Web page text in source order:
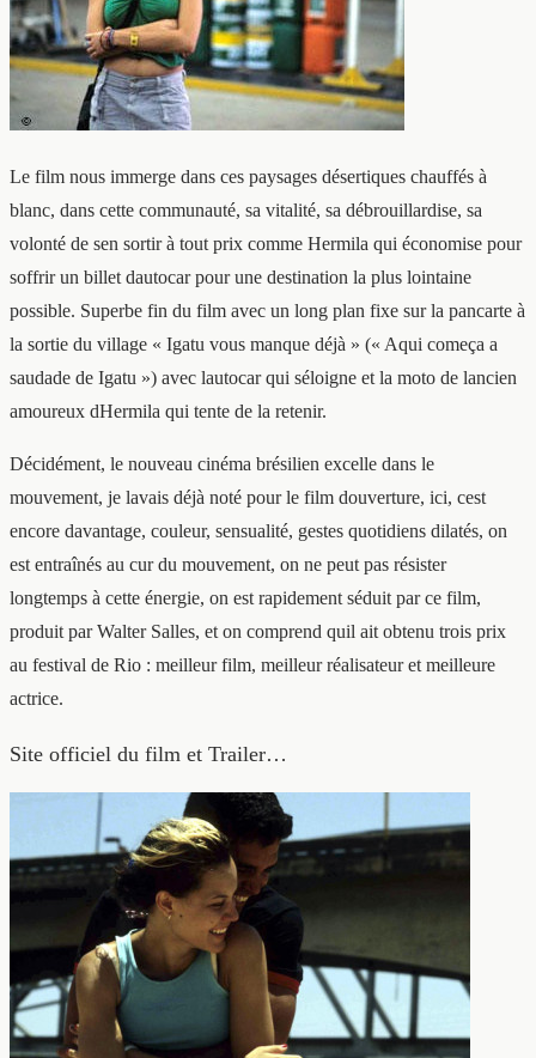
Le film nous immerge dans ces paysages désertiques chauffés à
blanc, dans cette communauté, sa vitalité, sa débrouillardise, sa
volonté de sen sortir à tout prix comme Hermila qui économise pour
soffrir un billet dautocar pour une destination la plus lointaine
possible. Superbe fin du film avec un long plan fixe sur la pancarte à
la sortie du village « Igatu vous manque déjà » (« Aqui começa a
saudade de Igatu ») avec lautocar qui séloigne et la moto de lancien
amoureux dHermila qui tente de la retenir.
Décidément, le nouveau cinéma brésilien excelle dans le
mouvement, je lavais déjà noté pour le film douverture, ici, cest
encore davantage, couleur, sensualité, gestes quotidiens dilatés, on
est entraînés au cur du mouvement, on ne peut pas résister
longtemps à cette énergie, on est rapidement séduit par ce film,
produit par Walter Salles, et on comprend quil ait obtenu trois prix
au festival de Rio : meilleur film, meilleur réalisateur et meilleure
actrice.
Site officiel du film et Trailer…